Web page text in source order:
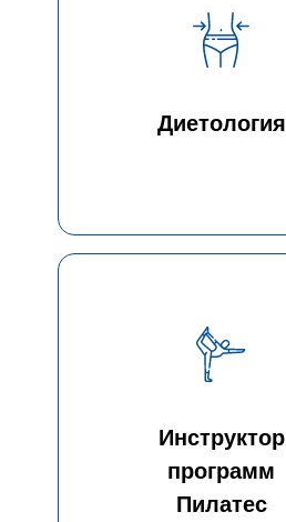
Диетология
Инструктор
программ
Пилатес